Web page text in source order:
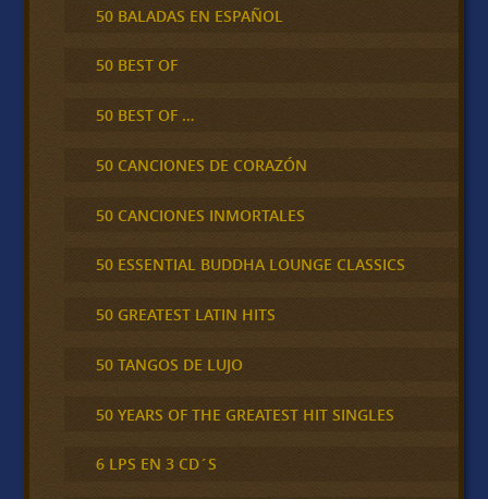
50 BALADAS EN ESPAÑOL
50 BEST OF
50 BEST OF …
50 CANCIONES DE CORAZÓN
50 CANCIONES INMORTALES
50 ESSENTIAL BUDDHA LOUNGE CLASSICS
50 GREATEST LATIN HITS
50 TANGOS DE LUJO
50 YEARS OF THE GREATEST HIT SINGLES
6 LPS EN 3 CD´S